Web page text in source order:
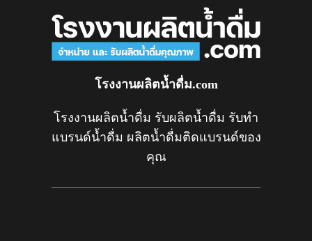
โรงงานผลิตน้ำดื่ม.com
โรงงานผลิตน้ำดื่ม รับผลิตน้ำดื่ม รับทำ
แบรนด์น้ำดื่ม ผลิตน้ำดื่มติดแบรนด์ของ
คุณ